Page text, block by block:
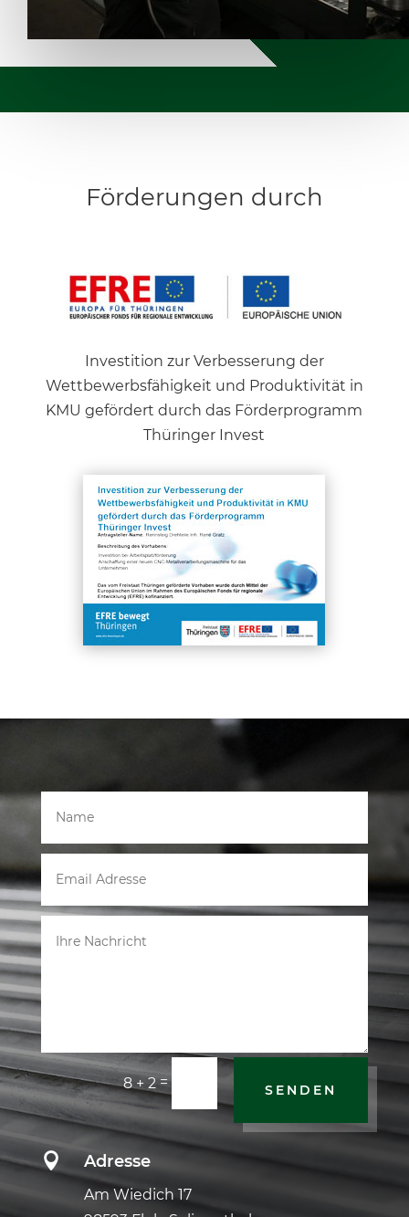
Förderungen durch
Investition zur Verbesserung der
Wettbewerbsfähigkeit und Produktivität in
KMU gefördert durch das Förderprogramm
Thüringer Invest
8 + 2= SENDEN
 Adresse
Am Wiedich 17